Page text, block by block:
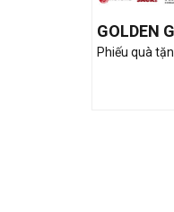
GOLDEN
Phiếu quà